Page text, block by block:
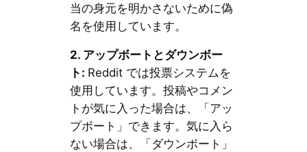
当の身元を明かさないために偽
名を使用しています。
2. アップボートとダウンボー
ト : Reddit では投票システムを
使用しています。投稿やコメン
トが気に入った場合は、「アッ
プボート」できます。気に入ら
ない場合は、「ダウンボート」